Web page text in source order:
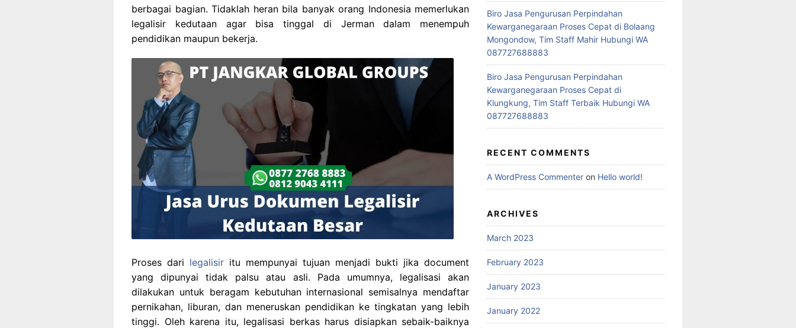
berbagai bagian. Tidaklah heran bila banyak orang Indonesia memerlukan
legalisir kedutaan agar bisa tinggal di Jerman dalam menempuh
pendidikan maupun bekerja.
Proses dari legalisir itu mempunyai tujuan menjadi bukti jika document
yang dipunyai tidak palsu atau asli. Pada umumnya, legalisasi akan
dilakukan untuk beragam kebutuhan internasional semisalnya mendaftar
pernikahan, liburan, dan meneruskan pendidikan ke tingkatan yang lebih
tinggi. Oleh karena itu, legalisasi berkas harus disiapkan sebaik-baiknya
Biro Jasa Pengurusan Perpindahan
Kewarganegaraan Proses Cepat di Bolaang
Mongondow, Tim Staff Mahir Hubungi WA
087727688883
Biro Jasa Pengurusan Perpindahan
Kewarganegaraan Proses Cepat di
Klungkung, Tim Staff Terbaik Hubungi WA
087727688883
RECENT COMMENTS
A WordPress Commenter on Hello world!
ARCHIVES
March 2023
February 2023
January 2023
January 2022